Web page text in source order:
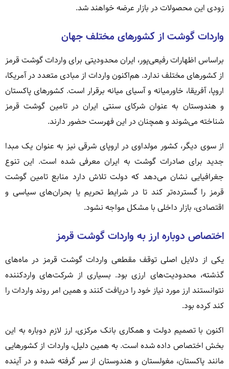
زودی این محصولات در بازار عرضه خواهند شد.
واردات گوشت از کشورهای مختلف جهان
براساس اظهارات رفیعی‌پور، ایران محدودیتی برای واردات گوشت قرمز
از کشورهای مختلف ندارد. هم‌اکنون واردات از مبادی متعدد در آمریکا،
اروپا، آفریقا، خاورمیانه و آسیای میانه برقرار است. کشورهای پاکستان
و هندوستان به عنوان شرکای سنتی ایران در تامین گوشت قرمز
شناخته می‌شوند و همچنان در این فهرست حضور دارند.
از سوی دیگر، کشور مولداوی در اروپای شرقی نیز به عنوان یک مبدا
جدید برای صادرات گوشت به ایران معرفی شده است. این تنوع
جغرافیایی نشان می‌دهد که دولت تلاش دارد منابع تامین گوشت
قرمز را گسترده‌تر کند تا در شرایط تحریم یا بحران‌های سیاسی و
اقتصادی، بازار داخلی با مشکل مواجه نشود.
اختصاص دوباره ارز به واردات گوشت قرمز
یکی از دلایل اصلی توقف مقطعی واردات گوشت قرمز در ماه‌های
گذشته، محدودیت‌های ارزی بود. بسیاری از شرکت‌های واردکننده
نتوانستند ارز مورد نیاز خود را دریافت کنند و همین امر روند واردات را
کند کرده بود.
اکنون با تصمیم دولت و همکاری بانک مرکزی، ارز لازم دوباره به این
بخش اختصاص داده شده است. به همین دلیل، واردات از کشورهایی
مانند پاکستان، مغولستان و هندوستان از سر گرفته شده و در آینده